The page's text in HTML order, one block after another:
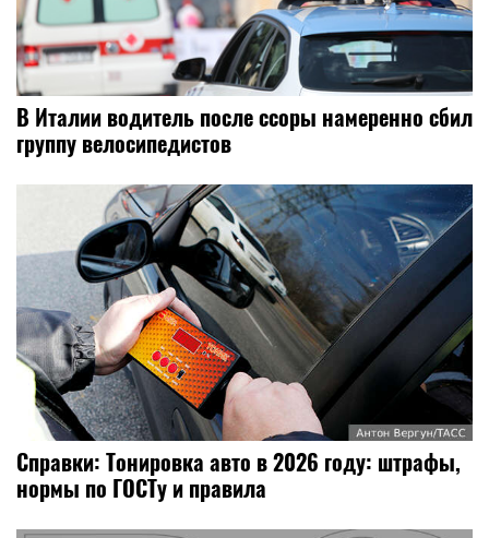
В Италии водитель после ссоры намеренно сбил
группу велосипедистов
Справки: Тонировка авто в 2026 году: штрафы,
нормы по ГОСТу и правила